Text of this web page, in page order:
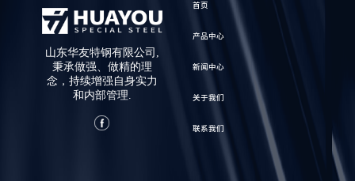
山东华友特钢有限公司,
秉承做强、做精的理
念，持续增强自身实力
和内部管理.
首页
产品中心
新闻中心
关于我们
联系我们